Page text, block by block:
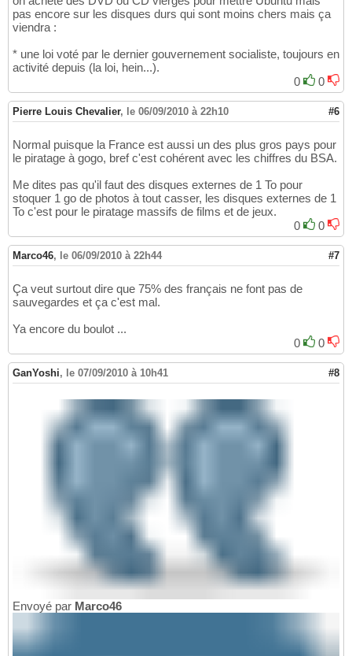
pas encore sur les disques durs qui sont moins chers mais ça
viendra :
* une loi voté par le dernier gouvernement socialiste, toujours en
activité depuis (la loi, hein...).
0
0
Pierre Louis Chevalier, le 06/09/2010 à 22h10 #6
Normal puisque la France est aussi un des plus gros pays pour
le piratage à gogo, bref c'est cohérent avec les chiffres du BSA.
Me dites pas qu'il faut des disques externes de 1 To pour
stoquer 1 go de photos à tout casser, les disques externes de 1
To c'est pour le piratage massifs de films et de jeux.
0
0
Marco46, le 06/09/2010 à 22h44 #7
Ça veut surtout dire que 75% des français ne font pas de
sauvegardes et ça c'est mal.
Ya encore du boulot ...
0
0
GanYoshi, le 07/09/2010 à 10h41 #8
Envoyé par Marco46